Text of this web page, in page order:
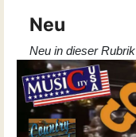
Neu
Neu in dieser Rubrik